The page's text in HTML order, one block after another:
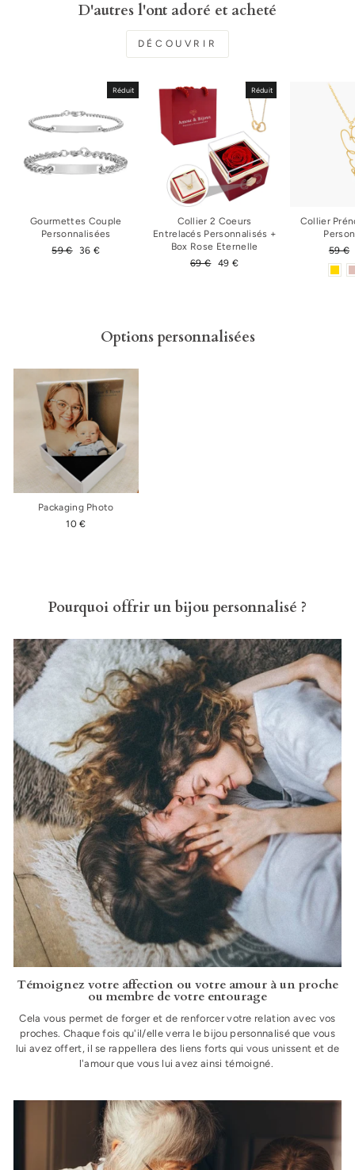
D'autres l'ont adoré et acheté
DÉCOUVRIR
Réduit
Gourmettes Couple
Personnalisées
Prix
59 €
Prix
36 €
Réduit
Collier 2 Coeurs
Entrelacés Personnalisés +
Box Rose Eternelle
Prix
69 €
Prix
49 €
Collier
Prix
59 €
Options personnalisées
Packaging Photo
10 €
Pourquoi offrir un bijou personnalisé ?
Témoignez votre affection ou votre amour à un proche
ou membre de votre entourage
Cela vous permet de forger et de renforcer votre relation avec vos
proches. Chaque fois qu'il/elle verra le bijou personnalisé que vous
lui avez offert, il se rappellera des liens forts qui vous unissent et de
l'amour que vous lui avez ainsi témoigné.